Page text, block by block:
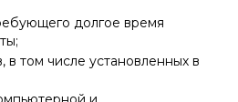
долгое время
том числе установленных в